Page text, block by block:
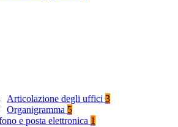
Articolazione degli uffici 3
Organigramma 5
e posta elettronica 1